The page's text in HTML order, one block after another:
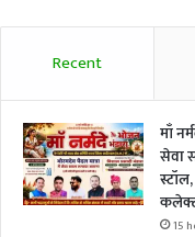
Recent
माँ
सेवा
15